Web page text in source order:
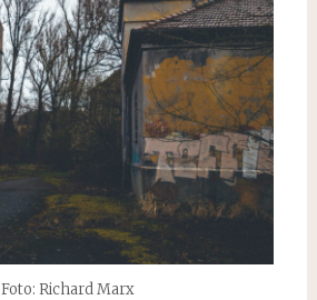
Foto: Richard Marx